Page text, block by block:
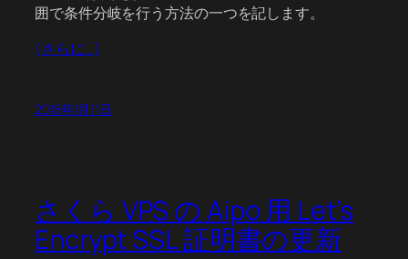
囲で条件分岐を行う方法の一つを記します。
(さらに…)
2018年1月11日
さくら VPS の Aipo 用 Let’s
Encrypt SSL 証明書の更新